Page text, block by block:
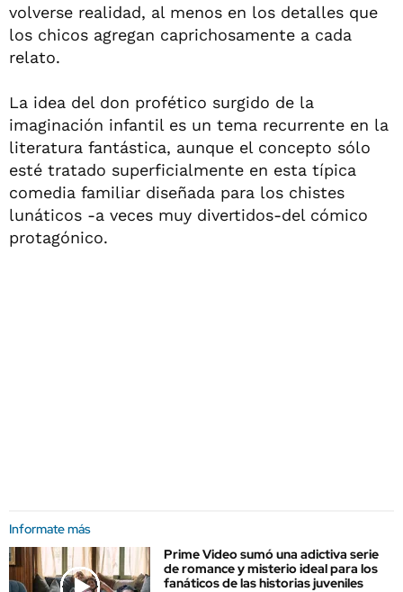
volverse realidad, al menos en los detalles que
los chicos agregan caprichosamente a cada
relato.
La idea del don profético surgido de la
imaginación infantil es un tema recurrente en la
literatura fantástica, aunque el concepto sólo
esté tratado superficialmente en esta típica
comedia familiar diseñada para los chistes
lunáticos -a veces muy divertidos-del cómico
protagónico.
Informate más
Prime Video sumó una adictiva serie
de romance y misterio ideal para los
fanáticos de las historias juveniles